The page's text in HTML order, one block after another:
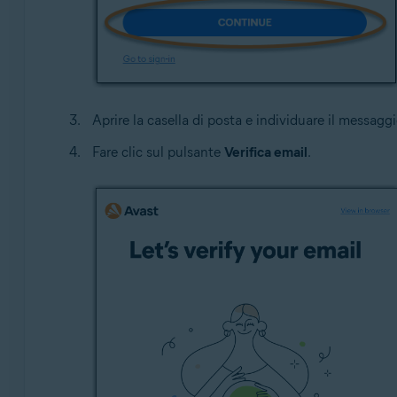
Aprire la casella di posta e individuare il
Fare clic sul pulsante Verifica email.